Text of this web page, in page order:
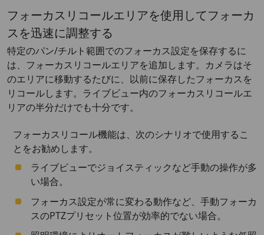
フォーカスリコールエリアを使用してフォーカ
スを迅速に調整する
特定のパン/チルト範囲でのフォーカス設定を保存するに
は、フォーカスリコールエリアを追加します。カメラはそ
のエリアに移動するたびに、以前に保存したフォーカスを
リコールします。ライブビュー内のフォーカスリコールエ
リアの半分だけでも十分です。
フォーカスリコール機能は、次のシナリオで使用するこ
とをお勧めします。
ライブビューでジョイスティックなど手動の操作が多
い場合。
フォーカス設定が常に変わる動作など、手動フォーカ
スのPTZプリセット位置が効率的でない場合。